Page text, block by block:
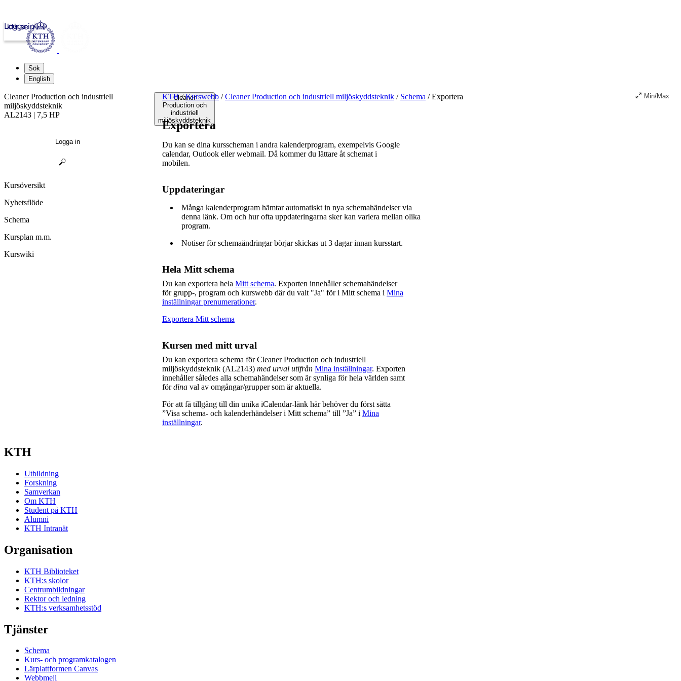
kth.se
Logga in
Sök
English
Cleaner
Production och
industriell
miljöskyddsteknik
KTH / Kurswebb / Cleaner Production och industriell miljöskyddsteknik / Schema /Exportera Min/Max
Exportera
Du kan se dina kursscheman i andra kalenderprogram, exempelvis Google
calendar, Outlook eller webmail. Då kommer du lättare åt schemat i
mobilen.
Uppdateringar
Många kalenderprogram hämtar automatiskt in nya schemahändelser via
denna länk. Om och hur ofta uppdateringarna sker kan variera mellan olika
program.
Notiser för schemaändringar börjar skickas ut 3 dagar innan kursstart.
Hela Mitt schema
Du kan exportera hela Mitt schema. Exporten innehåller schemahändelser
för grupp-, program och kurswebb där du valt "Ja" för i Mitt schema i Mina
inställningar prenumerationer.
Exportera Mitt schema
Kursen med mitt urval
Du kan exportera schema för Cleaner Production och industriell
miljöskyddsteknik (AL2143) med urval utifrån Mina inställningar. Exporten
innehåller således alla schemahändelser som är synliga för hela världen samt
fördina val av omgångar/grupper som är aktuella.
För att få tillgång till din unika iCalendar-länk här behöver du först sätta
”Visa schema- och kalenderhändelser i Mitt schema” till ”Ja” i Mina
inställningar.
Cleaner Production och industriell
miljöskyddsteknik
AL2143 | 7,5 HP
Logga in
Kursöversikt
Nyhetsflöde
Schema
Kursplan m.m.
Kurswiki
KTH
Utbildning
Forskning
Samverkan
Om KTH
Student på KTH
Alumni
KTH Intranät
Organisation
KTH Biblioteket
KTH:s skolor
Centrumbildningar
Rektor och ledning
KTH:s verksamhetsstöd
Tjänster
Schema
Kurs- och programkatalogen
Lärplattformen Canvas
Webbmejl